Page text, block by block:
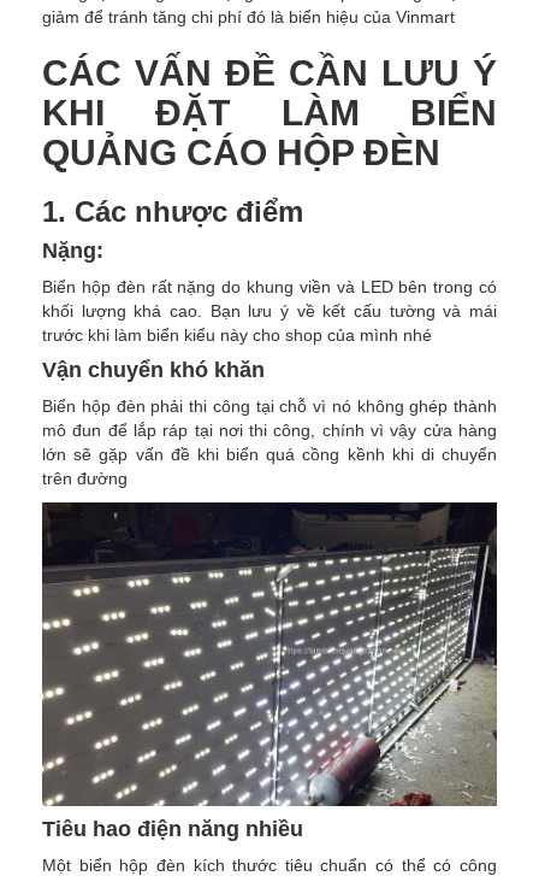
giảm để tránh tăng chi phí đó là biển hiệu của Vinmart
CÁC VẤN ĐỀ CẦN LƯU Ý
KHI ĐẶT LÀM BIỂN
QUẢNG CÁO HỘP ĐÈN
1. Các nhược điểm
Nặng:
Biển hộp đèn rất nặng do khung viền và LED bên trong có
khối lượng khá cao. Bạn lưu ý về kết cấu tường và mái
trước khi làm biển kiểu này cho shop của mình nhé
Vận chuyển khó khăn
Biển hộp đèn phải thi công tại chỗ vì nó không ghép thành
mô đun để lắp ráp tại nơi thi công, chính vì vậy cửa hàng
lớn sẽ gặp vấn đề khi biển quá cồng kềnh khi di chuyển
trên đường
Tiêu hao điện năng nhiều
Một biển hộp đèn kích thước tiêu chuẩn có thể có công